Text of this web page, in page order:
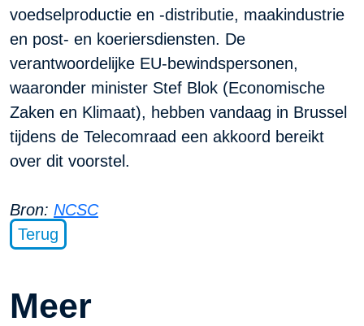
voedselproductie en -distributie, maakindustrie
en post- en koeriersdiensten. De
verantwoordelijke EU-bewindspersonen,
waaronder minister Stef Blok (Economische
Zaken en Klimaat), hebben vandaag in Brussel
tijdens de Telecomraad een akkoord bereikt
over dit voorstel.
Bron: NCSC
Terug
Meer